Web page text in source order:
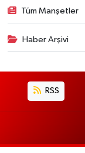
Tüm Manşetler
Haber Arşivi
RSS